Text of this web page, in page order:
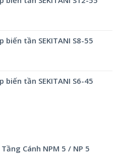
biến tần SEKITANI S8-55
biến tần SEKITANI S6-45
Cánh NPM 5 / NP 5